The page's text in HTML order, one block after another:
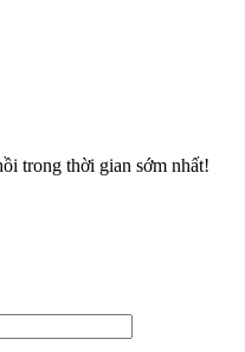
trong thời gian sớm nhất!